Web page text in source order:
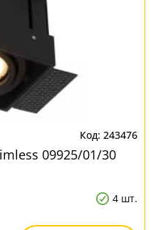
243476
09925/01/30
4 шт.